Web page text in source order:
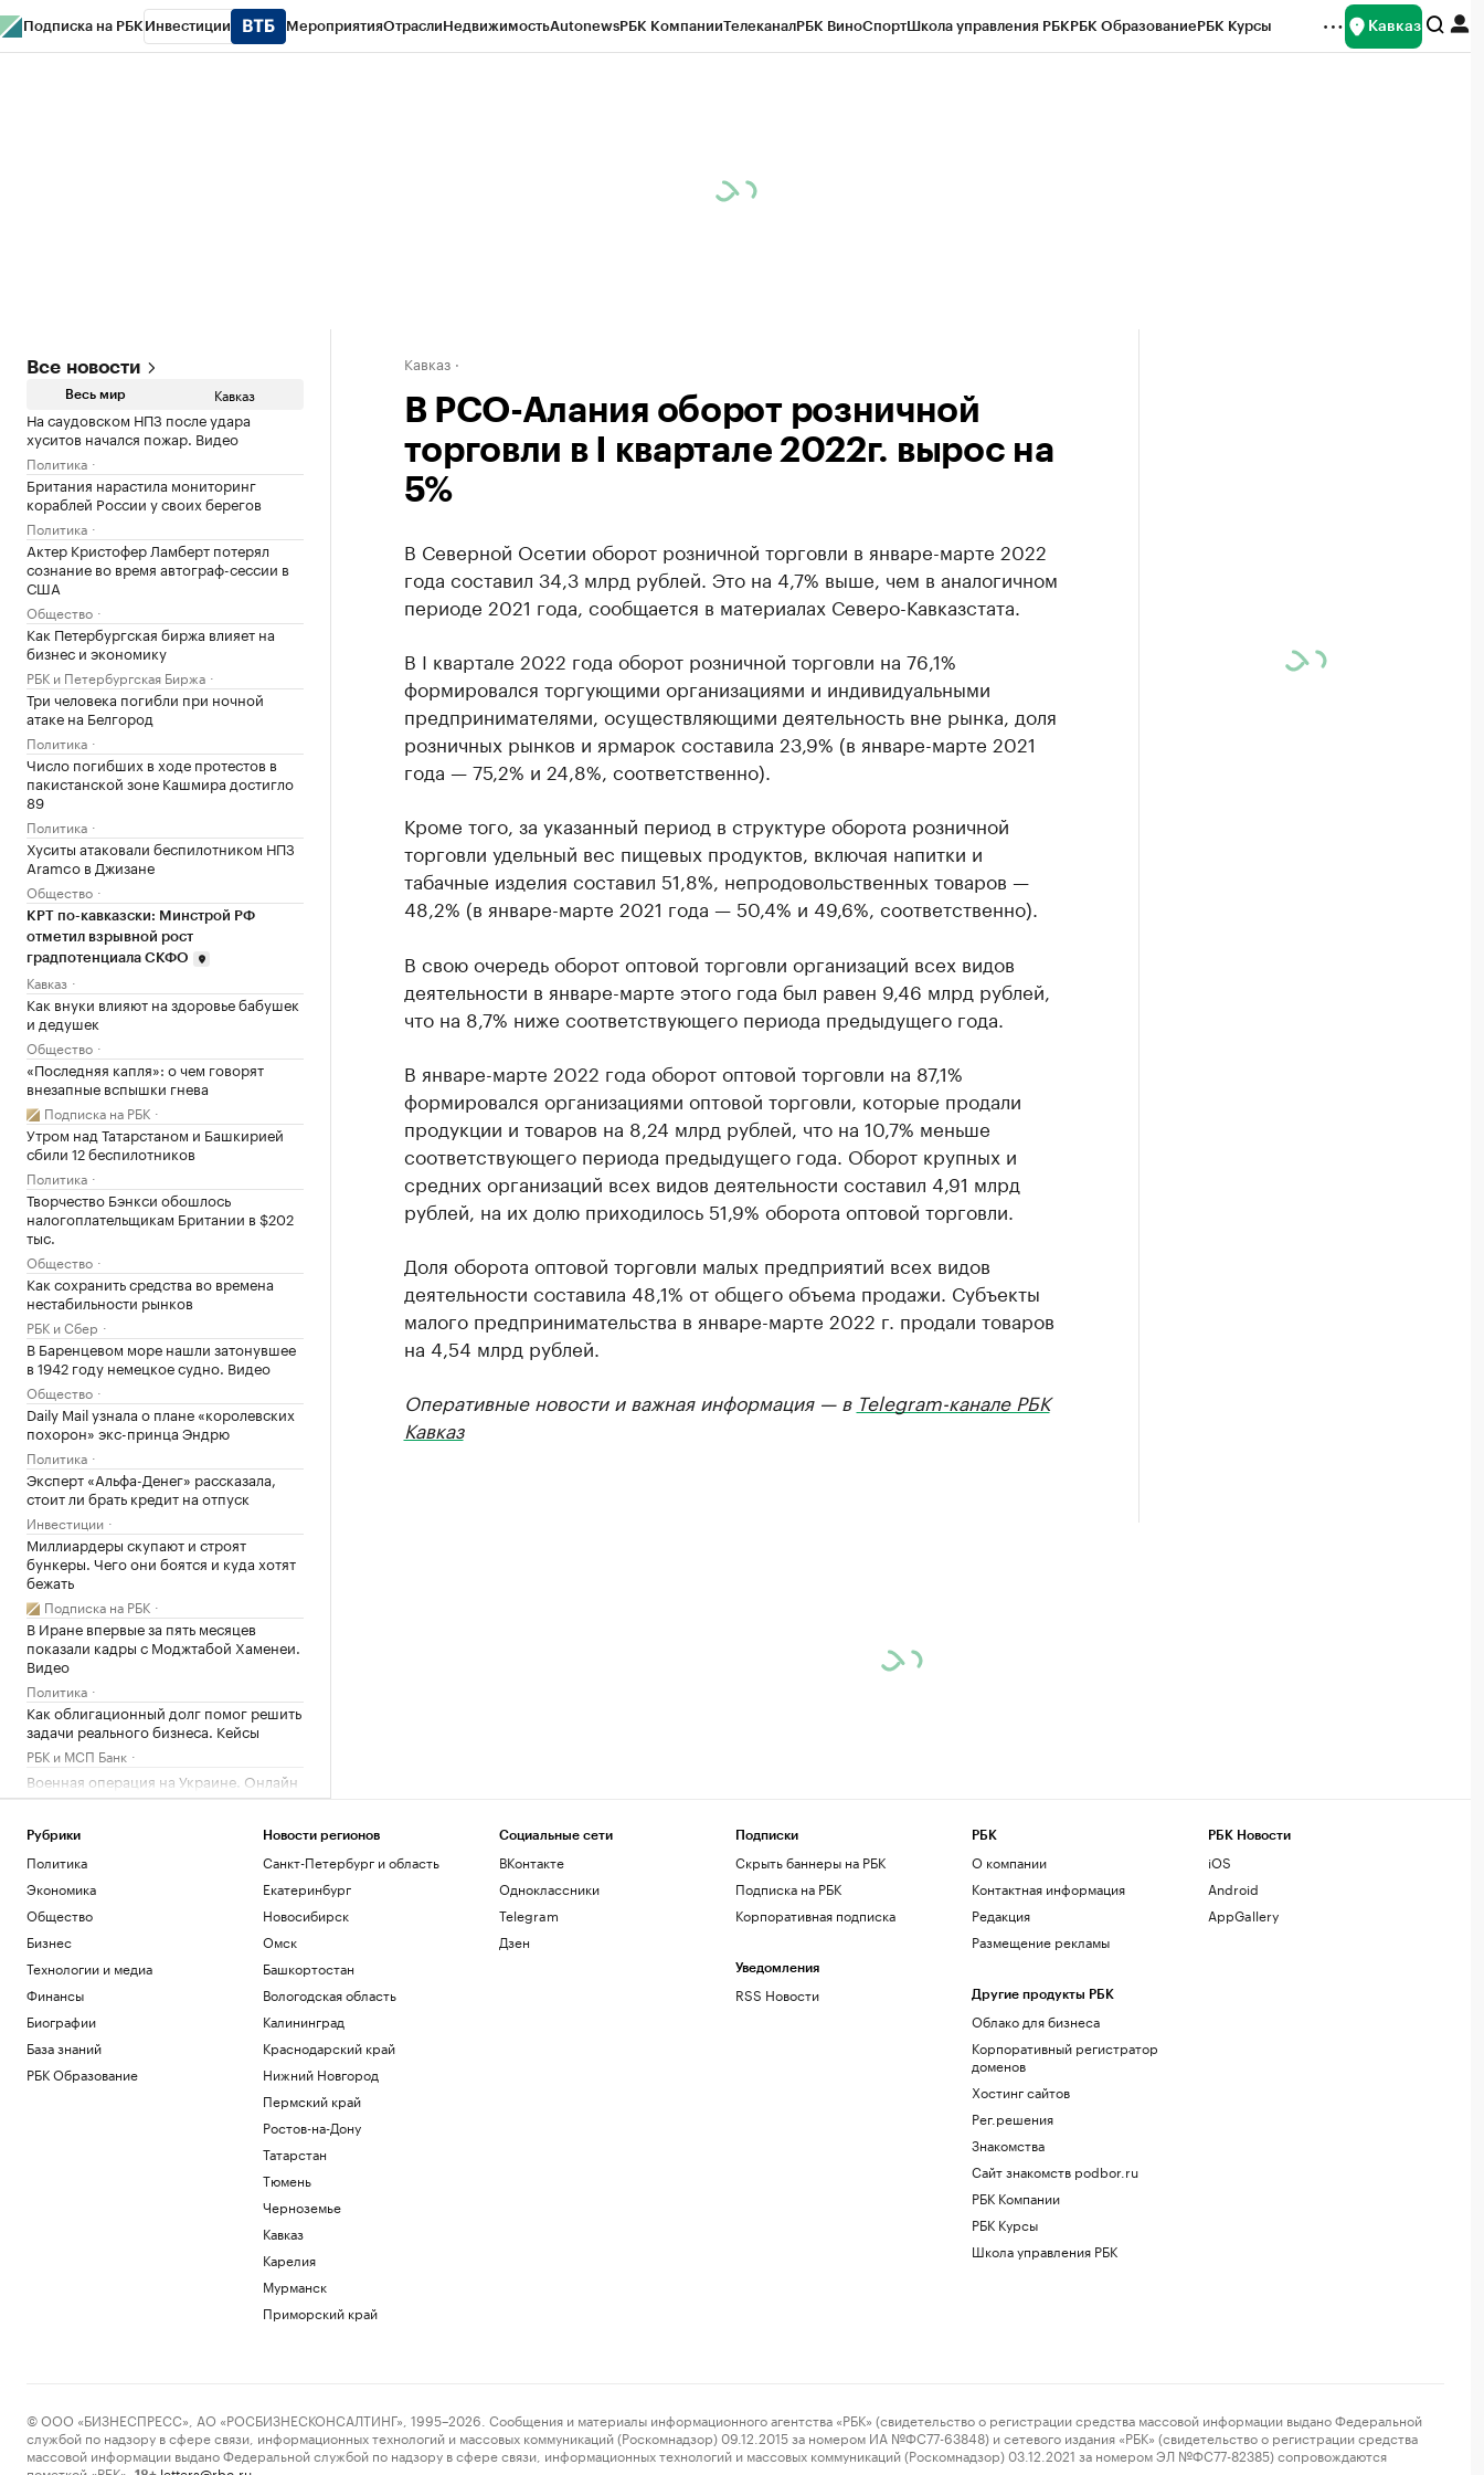
Подписка на РБК Инвестиции МероприятияОтраслиНедвижимостьAutonewsРБК КомпанииТелеканалРБК ВиноСпортШкола управления РБКРБК ОбразованиеРБК Курсы Кавказ
Все новости
Весь мир Кавказ
На саудовском НПЗ после удара
хуситов начался пожар. Видео
Политика
Британия нарастила мониторинг
кораблей России у своих берегов
Политика
Актер Кристофер Ламберт потерял
сознание во время автограф-сессии в
США
Общество
Как Петербургская биржа влияет на
бизнес и экономику
РБК и Петербургская Биржа
Три человека погибли при ночной
атаке на Белгород
Политика
Число погибших в ходе протестов в
пакистанской зоне Кашмира достигло
89
Политика
Хуситы атаковали беспилотником НПЗ
Aramco в Джизане
Общество
КРТ по-кавказски: Минстрой РФ
отметил взрывной рост
градпотенциала СКФО
Кавказ
Как внуки влияют на здоровье бабушек
и дедушек
Общество
«Последняя капля»: о чем говорят
внезапные вспышки гнева
Подписка на РБК
Утром над Татарстаном и Башкирией
сбили 12 беспилотников
Политика
Творчество Бэнкси обошлось
налогоплательщикам Британии в $202
тыс.
Общество
Как сохранить средства во времена
нестабильности рынков
РБК и Сбер
В Баренцевом море нашли затонувшее
в 1942 году немецкое судно. Видео
Общество
Daily Mail узнала о плане «королевских
похорон» экс-принца Эндрю
Политика
Эксперт «Альфа-Денег» рассказала,
стоит ли брать кредит на отпуск
Инвестиции
Миллиардеры скупают и строят
бункеры. Чего они боятся и куда хотят
бежать
Подписка на РБК
В Иране впервые за пять месяцев
показали кадры с Моджтабой Хаменеи.
Видео
Политика
Как облигационный долг помог решить
задачи реального бизнеса. Кейсы
РБК и МСП Банк
Военная операция на Украине. Онлайн
Политика
Кавказ
В РСО-Алания оборот розничной
торговли в I квартале 2022г. вырос на
5%
В Северной Осетии оборот розничной торговли в январе-марте 2022
года составил 34,3 млрд рублей. Это на 4,7% выше, чем в аналогичном
периоде 2021 года, сообщается в материалах Северо-Кавказстата.
В I квартале 2022 года оборот розничной торговли на 76,1%
формировался торгующими организациями и индивидуальными
предпринимателями, осуществляющими деятельность вне рынка, доля
розничных рынков и ярмарок составила 23,9% (в январе-марте 2021
года — 75,2% и 24,8%, соответственно).
Кроме того, за указанный период в структуре оборота розничной
торговли удельный вес пищевых продуктов, включая напитки и
табачные изделия составил 51,8%, непродовольственных товаров —
48,2% (в январе-марте 2021 года — 50,4% и 49,6%, соответственно).
В свою очередь оборот оптовой торговли организаций всех видов
деятельности в январе-марте этого года был равен 9,46 млрд рублей,
что на 8,7% ниже соответствующего периода предыдущего года.
В январе-марте 2022 года оборот оптовой торговли на 87,1%
формировался организациями оптовой торговли, которые продали
продукции и товаров на 8,24 млрд рублей, что на 10,7% меньше
соответствующего периода предыдущего года. Оборот крупных и
средних организаций всех видов деятельности составил 4,91 млрд
рублей, на их долю приходилось 51,9% оборота оптовой торговли.
Доля оборота оптовой торговли малых предприятий всех видов
деятельности составила 48,1% от общего объема продажи. Субъекты
малого предпринимательства в январе-марте 2022 г. продали товаров
на 4,54 млрд рублей.
Оперативные новости и важная информация — в Telegram-канале РБК
Кавказ
Рубрики
Политика
Экономика
Общество
Бизнес
Технологии и медиа
Финансы
Биографии
База знаний
РБК Образование
Новости регионов
Санкт-Петербург и область
Екатеринбург
Новосибирск
Омск
Башкортостан
Вологодская область
Калининград
Краснодарский край
Нижний Новгород
Пермский край
Ростов-на-Дону
Татарстан
Тюмень
Черноземье
Кавказ
Карелия
Мурманск
Приморский край
Социальные сети
ВКонтакте
Одноклассники
Telegram
Дзен
Подписки
Скрыть баннеры на РБК
Подписка на РБК
Корпоративная подписка
Уведомления
RSS Новости
РБК
О компании
Контактная информация
Редакция
Размещение рекламы
Другие продукты РБК
Облако для бизнеса
Корпоративный регистратор
доменов
Хостинг сайтов
Рег.решения
Знакомства
Сайт знакомств podbor.ru
РБК Компании
РБК Курсы
Школа управления РБК
РБК Новости
iOS
Android
AppGallery
© ООО «БИЗНЕСПРЕСС», АО «РОСБИЗНЕСКОНСАЛТИНГ», 1995–2026. Сообщения и материалы информационного агентства «РБК» (свидетельство о регистрации средства массовой информации выдано Федеральной
службой по надзору в сфере связи, информационных технологий и массовых коммуникаций (Роскомнадзор) 09.12.2015 за номером ИА №ФС77-63848) и сетевого издания «РБК» (свидетельство о регистрации средства
массовой информации выдано Федеральной службой по надзору в сфере связи, информационных технологий и массовых коммуникаций (Роскомнадзор) 03.12.2021 за номером ЭЛ №ФС77-82385) сопровождаются